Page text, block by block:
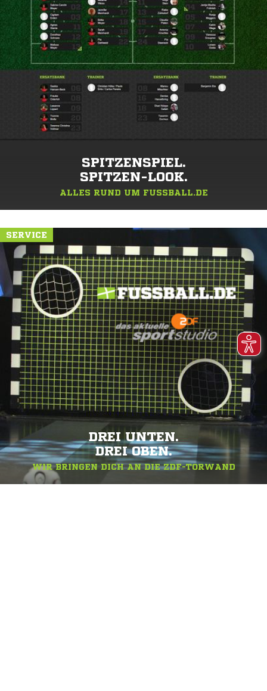
SPITZENSPIEL.
SPITZEN-LOOK.
ALLES RUND UM FUSSBALL.DE
SERVICE
DREI UNTEN.
DREI OBEN.
WIR BRINGEN DICH AN DIE ZDF-TORWAND